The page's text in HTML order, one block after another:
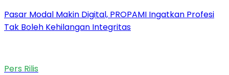
Pasar Modal Makin Digital, PROPAMI Ingatkan Profesi
Tak Boleh Kehilangan Integritas
Pers Rilis